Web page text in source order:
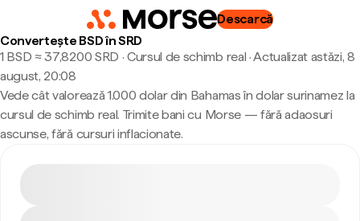
Descarcă
Convertește BSD în SRD
1 BSD ≈ 37,8200 SRD · Cursul de schimb real ·Actualizat astăzi, 8
august, 20:08
Vede cât valorează 1.000 dolar din Bahamas în dolar surinamez la
cursul de schimb real. Trimite bani cu Morse — fără adaosuri
ascunse, fără cursuri inflacionate.